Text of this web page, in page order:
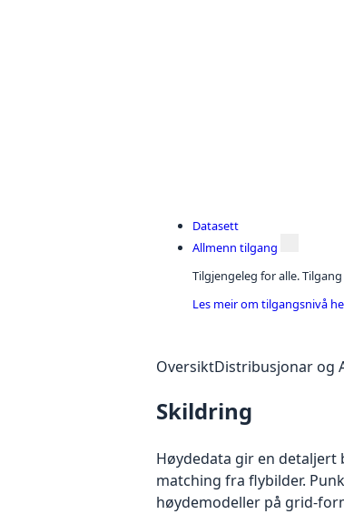
Datasett
Allmenn tilgang
Tilgjengeleg for alle.
Les meir om tilgangsnivå
OversiktDistribusjonar og
Skildring
Høydedata gir en
matching fra flybilder.
høydemodeller på grid-